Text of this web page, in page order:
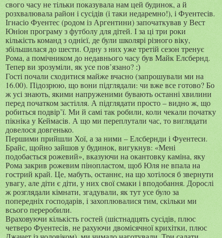
свого часу не тільки показувала нам цей будинок, а й
розхвалювала район і сусідів (і таки недаремно!), і Фуентесів.
Ігнасіо Фуентес (родом із Аргентини) започаткував у Вест
Юніон програму з футболу для дітей. І за ці три роки
кількість команд з однієї, де були школярі різного віку,
збільшилася до шести. Одну з них уже третій сезон тренує
Рома, а помічником до недавнього часу був Майк Елсбернд.
Тепер ви зрозуміли, як усе пов’язано? :)
Гості почали сходитися майже вчасно (запрошували ми на
16.00). Підозрюю, що вони підглядали: чи вже все готово? Бо
ж усі знають, якими напруженими бувають останні хвилини
перед початком застілля. А підглядати просто – видно ж, що
робиться подвір’ї. Ми й самі так робили, коли чекали початку
пікніка у Кеймасів. А що ми переплутали час, то виглядати
довелося довгенько.
Першими прийшли Хої, а за ними – Елсбернди і Фуентеси.
Брайс, щойно зайшов у будинок, вигукнув: «Мені
подобається рожевий», вказуючи на окантовку каміна, яку
Рома закрив рожевим пінопластом, щоб Юля не впала на
гострий край. Це, мабуть, останнє, на що хотілося б звернути
увагу, але діти є діти, у них свої смаки і вподобання. Дорослі
ж розглядали кімнати, згадували, як тут усе було за
попередніх господарів, і захоплювалися тим, скільки ми
всього переробили.
Враховуючи кількість гостей (шістнадцять сусідів, плюс
четверо Фуентесів, не рахуючи двомісячної крихітки, плюс